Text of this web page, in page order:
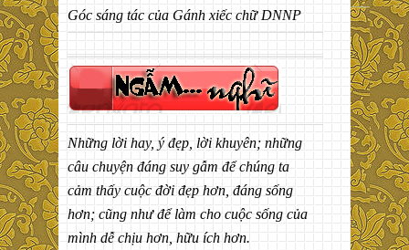
Góc sáng tác của Gánh xiếc chữ DNNP
Những lời hay, ý đẹp, lời khuyên; những
câu chuyện đáng suy gẫm để chúng ta
cảm thấy cuộc đời đẹp hơn, đáng sống
hơn; cũng như để làm cho cuộc sống của
mình dễ chịu hơn, hữu ích hơn.